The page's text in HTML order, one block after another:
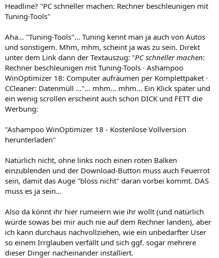
Headline? "PC schneller machen: Rechner beschleunigen mit
Tuning-Tools"
Aha... "Tuning-Tools"... Tuning kennt man ja auch von Autos
und sonstigem. Mhm, mhm, scheint ja was zu sein. Direkt
unter dem Link dann der Textauszug: "PC schneller machen:
Rechner beschleunigen mit Tuning-Tools · Ashampoo
WinOptimizer 18: Computer aufräumen per Komplettpaket ·
CCleaner: Datenmüll ..."... mhm... mhm... Ein Klick später und
ein wenig scrollen erscheint auch schon DICK und FETT die
Werbung:
"Ashampoo WinOptimizer 18 - Kostenlose Vollversion
herunterladen"
Natürlich nicht, ohne links noch einen roten Balken
einzublenden und der Download-Button muss auch Feuerrot
sein, damit das Auge "bloss nicht" daran vorbei kommt. DAS
muss es ja sein...
Also da könnt ihr hier rumeiern wie ihr wollt (und natürlich
würde sowas bei mir auch nie auf dem Rechner landen), aber
ich kann durchaus nachvollziehen, wie ein unbedarfter User
so einem Irrglauben verfällt und sich ggf. sogar mehrere
dieser Dinger nacheinander installiert.